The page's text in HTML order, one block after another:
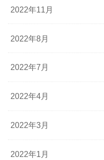
2022年11月
2022年8月
2022年7月
2022年4月
2022年3月
2022年1月